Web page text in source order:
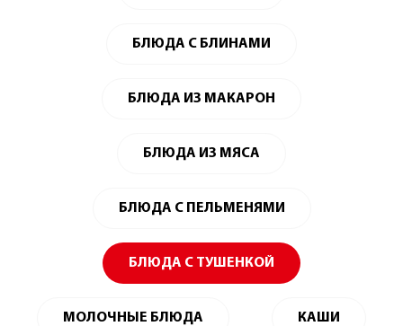
БЛЮДА С БЛИНАМИ
БЛЮДА ИЗ МАКАРОН
БЛЮДА ИЗ МЯСА
БЛЮДА С ПЕЛЬМЕНЯМИ
БЛЮДА С ТУШЕНКОЙ
МОЛОЧНЫЕ БЛЮДА КАШИ